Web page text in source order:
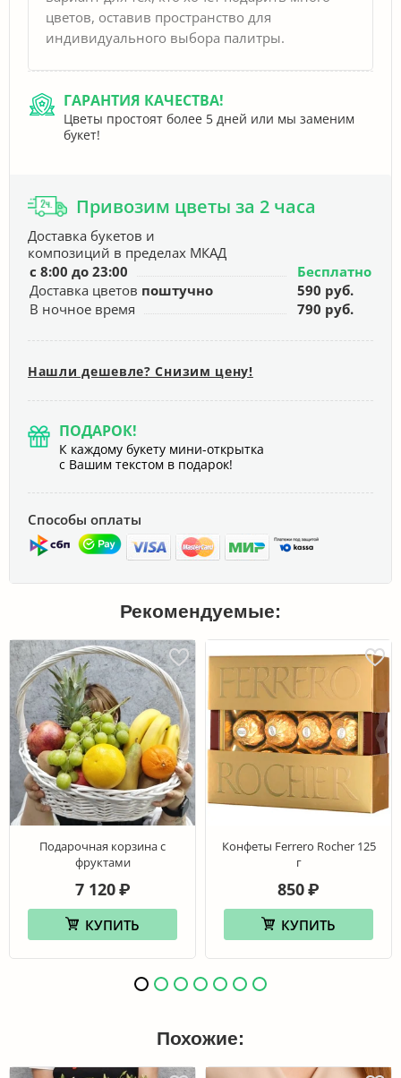
цветов, оставив пространство для
индивидуального выбора палитры.
ГАРАНТИЯ КАЧЕСТВА!
Цветы простоят более 5 дней или мы заменим
букет!
Привозим цветы за 2 часа
Доставка букетов и
композиций в пределах МКАД
с 8:00 до 23:00
Бесплатно
Доставка цветов поштучно
590 руб.
В ночное время
790 руб.
Нашли дешевле? Снизим цену!
ПОДАРОК!
К каждому букету мини-открытка
с Вашим текстом в подарок!
Способы оплаты
Рекомендуемые:
Подарочная корзина с
фруктами
7 120 ₽
КУПИТЬ
Конфеты Ferrero Rocher 125
г
850₽
КУПИТЬ
Похожие: